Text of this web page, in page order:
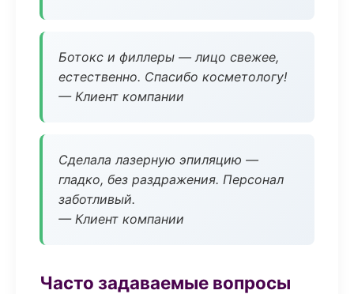
Ботокс и филлеры — лицо свежее,
естественно. Спасибо косметологу!
— Клиент компании
Сделала лазерную эпиляцию —
гладко, без раздражения. Персонал
заботливый.
— Клиент компании
Часто задаваемые вопросы